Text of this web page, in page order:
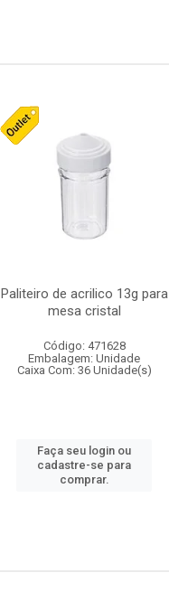
Paliteiro de acrilico 13g para
mesa cristal
Código: 471628
Embalagem: Unidade
Caixa Com: 36 Unidade(s)
Faça seu login ou
cadastre-se para
comprar.